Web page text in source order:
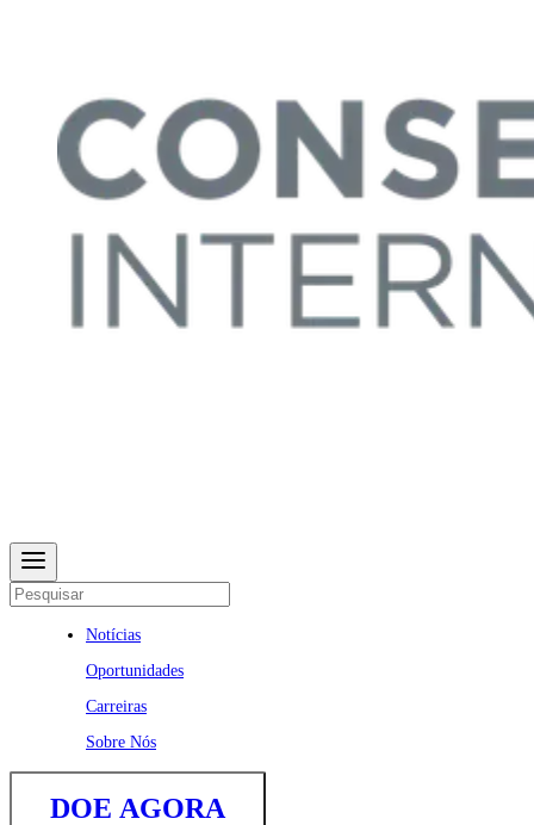
Notícias
Oportunidades
Carreiras
Sobre Nós
DOE AGORA